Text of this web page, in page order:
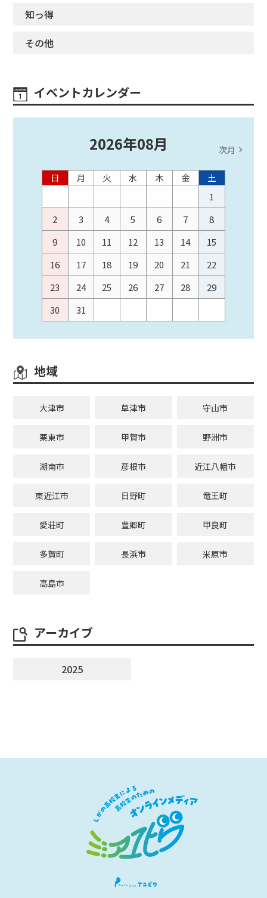
知っ得
その他
イベントカレンダー
2026年08月 次月
日 月 火 水 木 金
土
1
2
3 4 5 6 7
8
9
10 11 12 13 14
15
16
17 18 19 20 21
22
23
24 25 26 27 28
29
30
31
地域
大津市 草津市 守山市
栗東市 甲賀市 野洲市
湖南市 彦根市 近江八幡市
東近江市 日野町 竜王町
愛荘町 豊郷町 甲良町
多賀町 長浜市 米原市
高島市
アーカイブ
2025